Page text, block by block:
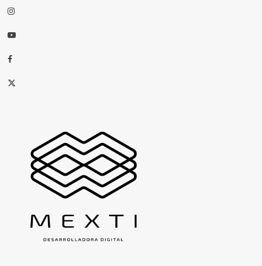
Instagram
Youtube
Facebook
X